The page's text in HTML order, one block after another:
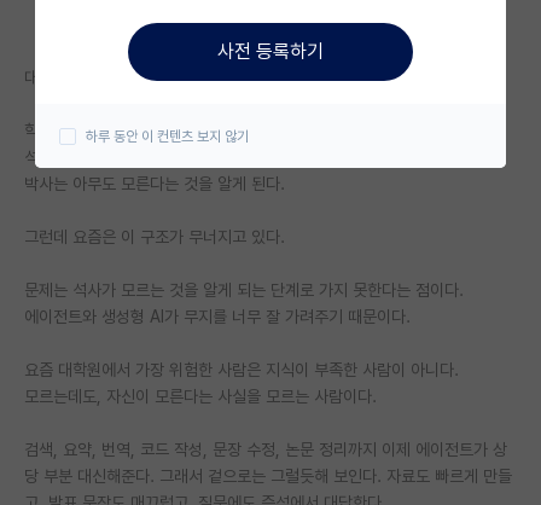
미국 대학원 합격 후기 게시판
대학원생 모집 게시판
연구실(PI) 홍보 게시판
학부 인턴 게시판
취업 게시판
임용 후기 게시판
PI 전용 게시판
대학원에는 이런 밈이 있다.
학사는 모든 것을 안다고 생각하고,
석사는 자신이 모른다는 것을 알게 되고,
박사는 아무도 모른다는 것을 알게 된다.
그런데 요즘은 이 구조가 무너지고 있다.
문제는 석사가 모르는 것을 알게 되는 단계로 가지 못한다는 점이다.
에이전트와 생성형 AI가 무지를 너무 잘 가려주기 때문이다.
요즘 대학원에서 가장 위험한 사람은 지식이 부족한 사람이 아니다.
모르는데도, 자신이 모른다는 사실을 모르는 사람이다.
검색, 요약, 번역, 코드 작성, 문장 수정, 논문 정리까지 이제 에이전트가 상
당 부분 대신해준다. 그래서 겉으로는 그럴듯해 보인다. 자료도 빠르게 만들
사전 등록하기
하루 동안 이 컨텐츠 보지 않기